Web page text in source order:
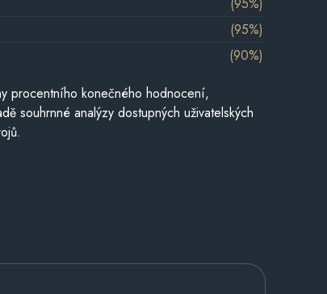
(95%)
(90%)
procentního konečného hodnocení,
souhrnné analýzy dostupných uživatelských